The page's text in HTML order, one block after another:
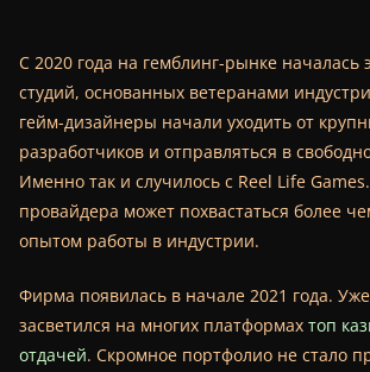
С 2020 года на гемблинг-рынке началась
студий, основанных ветеранами
гейм-дизайнеры начали уходить от
разработчиков и отправляться в
Именно так и случилось с Reel Life
провайдера может похвастаться более
опытом работы в индустрии.
Фирма появилась в начале 2021 года.
засветился на многих платформах топ
отдачей. Скромное портфолио не стало